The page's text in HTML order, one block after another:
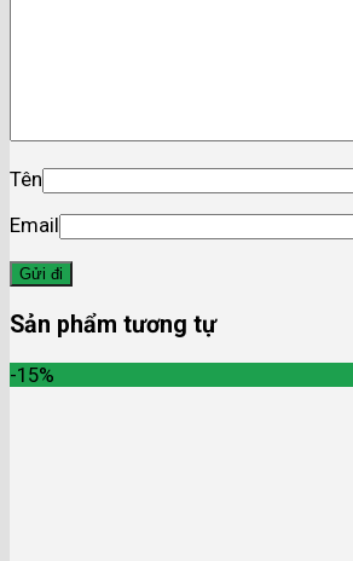
Tên
Email
Sản phẩm tương tự
-15%